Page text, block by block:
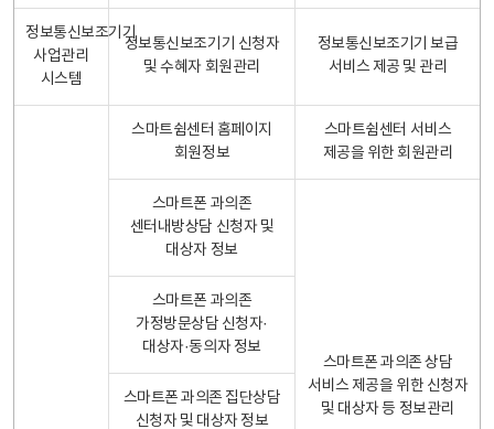
정보통신보조기기
사업관리
시스템
정보통신보조기기 신청자
및 수혜자 회원관리
정보통신보조기기 보급
서비스 제공 및 관리
스마트쉼센터 홈페이지
회원정보
스마트쉼센터 서비스
제공을 위한 회원관리
스마트폰 과의존
센터내방상담 신청자 및
대상자 정보
스마트폰 과의존 상담
서비스 제공을 위한 신청자
및 대상자 등 정보관리
스마트폰 과의존
가정방문상담 신청자·
대상자·동의자 정보
스마트폰 과의존 집단상담
신청자 및 대상자 정보